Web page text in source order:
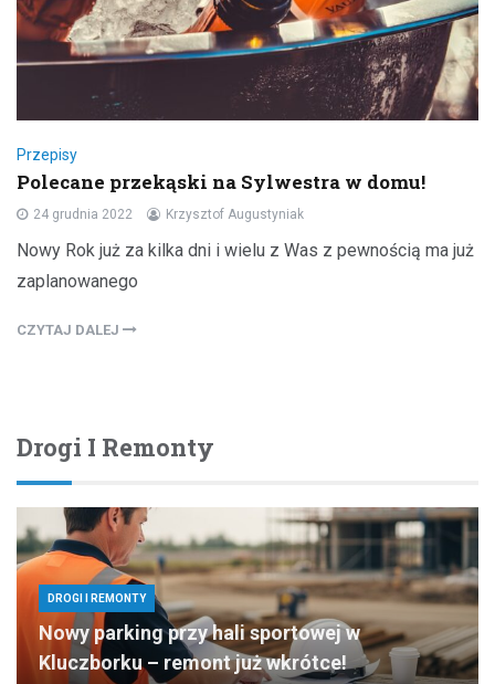
Przepisy
Polecane przekąski na Sylwestra w domu!
24 grudnia 2022 Krzysztof Augustyniak
Nowy Rok już za kilka dni i wielu z Was z pewnością ma już
zaplanowanego
CZYTAJ DALEJ
Drogi I Remonty
DROGI I REMONTY
Nowy parking przy hali sportowej w
Kluczborku – remont już wkrótce!